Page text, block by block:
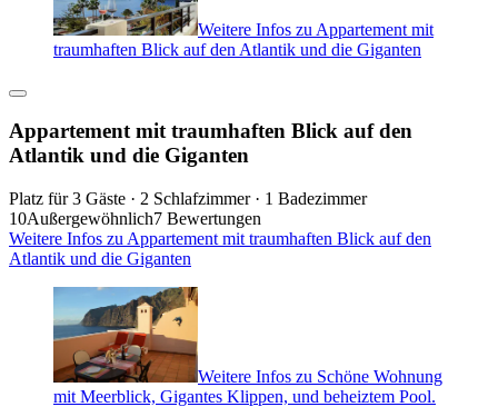
Weitere Infos zu Appartement mit
traumhaften Blick auf den Atlantik und die Giganten
Appartement mit traumhaften Blick auf den
Atlantik und die Giganten
Platz für 3 Gäste · 2 Schlafzimmer · 1 Badezimmer
10Außergewöhnlich7 Bewertungen
Weitere Infos zu Appartement mit traumhaften Blick auf den
Atlantik und die Giganten
Weitere Infos zu Schöne Wohnung
mit Meerblick, Gigantes Klippen, und beheiztem Pool.